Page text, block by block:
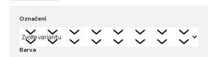
Označení
Barva